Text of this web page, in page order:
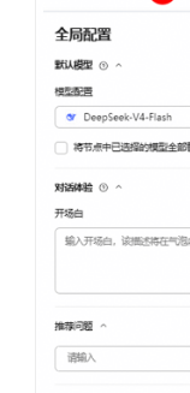
智
能
运
运
维
版)